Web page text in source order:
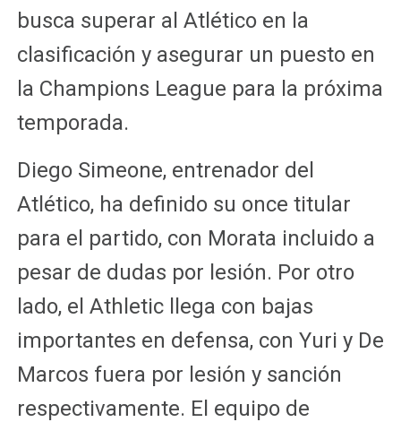
busca superar al Atlético en la
clasificación y asegurar un puesto en
la Champions League para la próxima
temporada.
Diego Simeone, entrenador del
Atlético, ha definido su once titular
para el partido, con Morata incluido a
pesar de dudas por lesión. Por otro
lado, el Athletic llega con bajas
importantes en defensa, con Yuri y De
Marcos fuera por lesión y sanción
respectivamente. El equipo de